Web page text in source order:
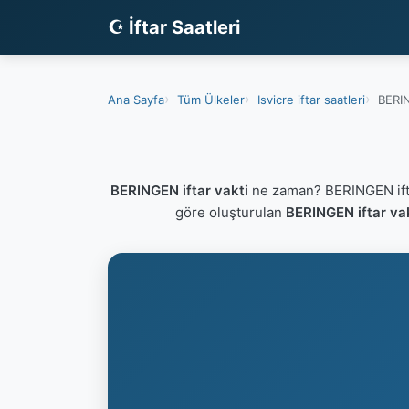
☪ İftar Saatleri
Ana Sayfa Tüm Ülkeler Isvicre iftar saatleri
BERINGEN iftar vakti ne zaman? BERINGEN
göre oluşturulan BERINGEN iftar